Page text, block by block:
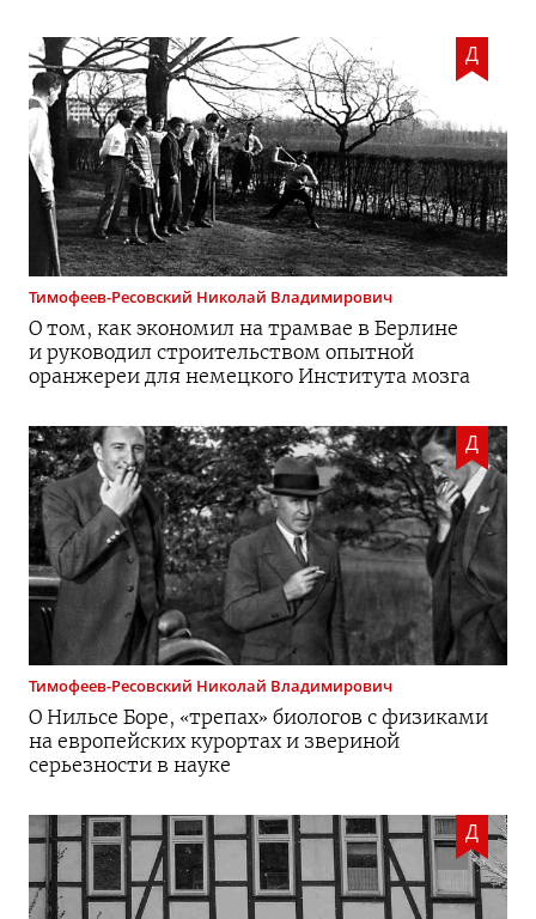
Д
Тимофеев-Ресовский Николай Владимирович
О том, как экономил на трамвае в Берлине
и руководил строительством опытной
оранжереи для немецкого Института мозга
Д
Тимофеев-Ресовский Николай Владимирович
О Нильсе Боре, «трепах» биологов с физиками
на европейских курортах и звериной
серьезности в науке
Д